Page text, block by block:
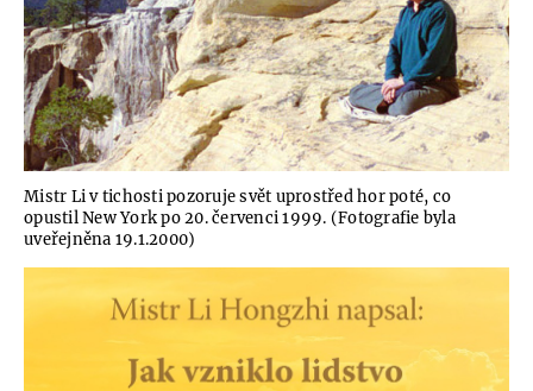
Mistr Li v tichosti pozoruje svět uprostřed hor poté, co
opustil New York po 20. červenci 1999. (Fotografie byla
uveřejněna 19.1.2000)